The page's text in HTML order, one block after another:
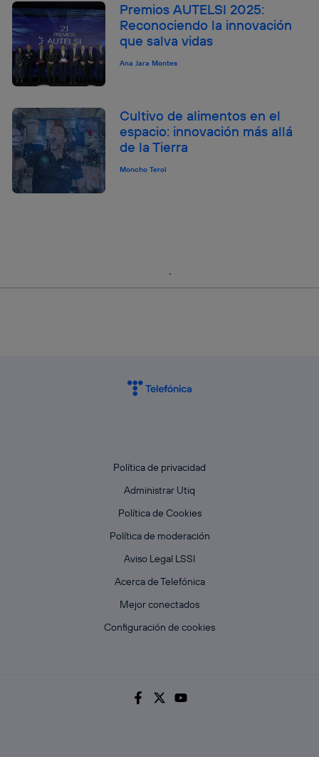
Premios AUTELSI 2025:
Reconociendo la innovación
que salva vidas
Ana Jara Montes
Cultivo de alimentos en el
espacio: innovación más allá
de la Tierra
Moncho Terol
Política de privacidad
Administrar Utiq
Política de Cookies
Política de moderación
Aviso Legal LSSI
Acerca de Telefónica
Mejor conectados
Configuración de cookies